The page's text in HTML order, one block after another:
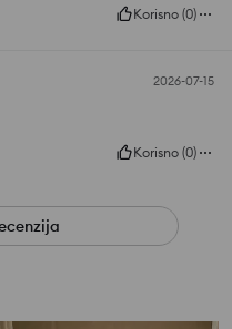
Korisno (0)
2026-07-15
Korisno (0)